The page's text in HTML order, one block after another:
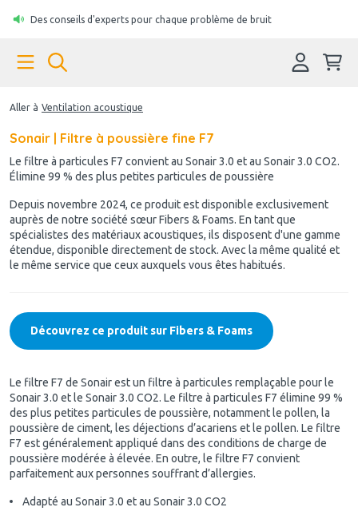
Des conseils d'experts pour chaque problème de bruit
Aller à Ventilation acoustique
Sonair | Filtre à poussière fine F7
Le filtre à particules F7 convient au Sonair 3.0 et au Sonair 3.0 CO2.
Élimine 99 % des plus petites particules de poussière
Depuis novembre 2024, ce produit est disponible exclusivement
auprès de notre société sœur Fibers & Foams. En tant que
spécialistes des matériaux acoustiques, ils disposent d'une gamme
étendue, disponible directement de stock. Avec la même qualité et
le même service que ceux auxquels vous êtes habitués.
Découvrez ce produit sur Fibers & Foams
Le filtre F7 de Sonair est un filtre à particules remplaçable pour le
Sonair 3.0 et le Sonair 3.0 CO2. Le filtre à particules F7 élimine 99 %
des plus petites particules de poussière, notamment le pollen, la
poussière de ciment, les déjections d’acariens et le pollen. Le filtre
F7 est généralement appliqué dans des conditions de charge de
poussière modérée à élevée. En outre, le filtre F7 convient
parfaitement aux personnes souffrant d’allergies.
Adapté au Sonair 3.0 et au Sonair 3.0 CO2